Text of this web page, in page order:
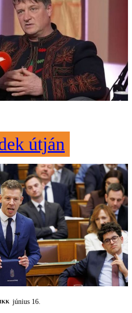
útján
június 16.